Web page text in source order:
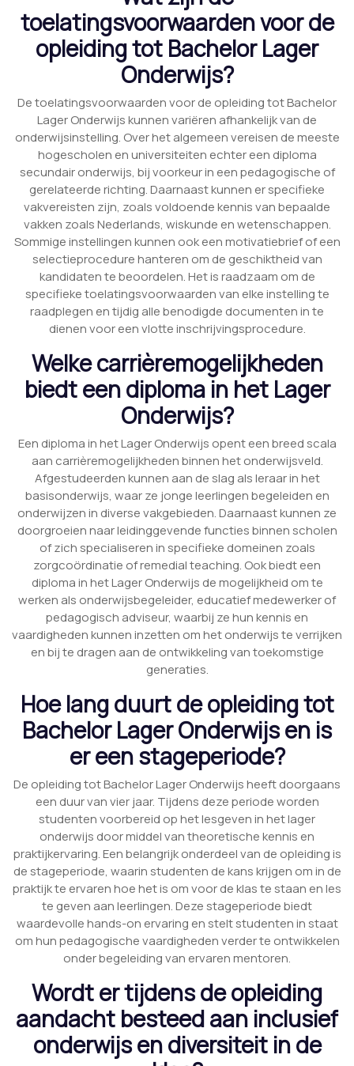
toelatingsvoorwaarden voor de
opleiding tot Bachelor Lager
Onderwijs?
De toelatingsvoorwaarden voor de opleiding tot Bachelor
Lager Onderwijs kunnen variëren afhankelijk van de
onderwijsinstelling. Over het algemeen vereisen de meeste
hogescholen en universiteiten echter een diploma
secundair onderwijs, bij voorkeur in een pedagogische of
gerelateerde richting. Daarnaast kunnen er specifieke
vakvereisten zijn, zoals voldoende kennis van bepaalde
vakken zoals Nederlands, wiskunde en wetenschappen.
Sommige instellingen kunnen ook een motivatiebrief of een
selectieprocedure hanteren om de geschiktheid van
kandidaten te beoordelen. Het is raadzaam om de
specifieke toelatingsvoorwaarden van elke instelling te
raadplegen en tijdig alle benodigde documenten in te
dienen voor een vlotte inschrijvingsprocedure.
Welke carrièremogelijkheden
biedt een diploma in het Lager
Onderwijs?
Een diploma in het Lager Onderwijs opent een breed scala
aan carrièremogelijkheden binnen het onderwijsveld.
Afgestudeerden kunnen aan de slag als leraar in het
basisonderwijs, waar ze jonge leerlingen begeleiden en
onderwijzen in diverse vakgebieden. Daarnaast kunnen ze
doorgroeien naar leidinggevende functies binnen scholen
of zich specialiseren in specifieke domeinen zoals
zorgcoördinatie of remedial teaching. Ook biedt een
diploma in het Lager Onderwijs de mogelijkheid om te
werken als onderwijsbegeleider, educatief medewerker of
pedagogisch adviseur, waarbij ze hun kennis en
vaardigheden kunnen inzetten om het onderwijs te verrijken
en bij te dragen aan de ontwikkeling van toekomstige
generaties.
Hoe lang duurt de opleiding tot
Bachelor Lager Onderwijs en is
er een stageperiode?
De opleiding tot Bachelor Lager Onderwijs heeft doorgaans
een duur van vier jaar. Tijdens deze periode worden
studenten voorbereid op het lesgeven in het lager
onderwijs door middel van theoretische kennis en
praktijkervaring. Een belangrijk onderdeel van de opleiding is
de stageperiode, waarin studenten de kans krijgen om in de
praktijk te ervaren hoe het is om voor de klas te staan en les
te geven aan leerlingen. Deze stageperiode biedt
waardevolle hands-on ervaring en stelt studenten in staat
om hun pedagogische vaardigheden verder te ontwikkelen
onder begeleiding van ervaren mentoren.
Wordt er tijdens de opleiding
aandacht besteed aan inclusief
onderwijs en diversiteit in de